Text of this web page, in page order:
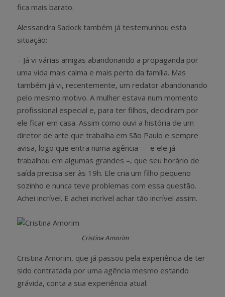
fica mais barato.
Alessandra Sadock também já testemunhou esta
situação:
– Já vi várias amigas abandonando a propaganda por
uma vida mais calma e mais perto da família. Mas
também já vi, recentemente, um redator abandonando
pelo mesmo motivo. A mulher estava num momento
profissional especial e, para ter filhos, decidiram por
ele ficar em casa. Assim como ouvi a história de um
diretor de arte que trabalha em São Paulo e sempre
avisa, logo que entra numa agência — e ele já
trabalhou em algumas grandes –, que seu horário de
saída precisa ser às 19h. Ele cria um filho pequeno
sozinho e nunca teve problemas com essa questão.
Achei incrível. E achei incrível achar tão incrível assim.
Cristina Amorim
Cristina Amorim, que já passou pela experiência de ter
sido contratada por uma agência mesmo estando
grávida, conta a sua experiência atual: